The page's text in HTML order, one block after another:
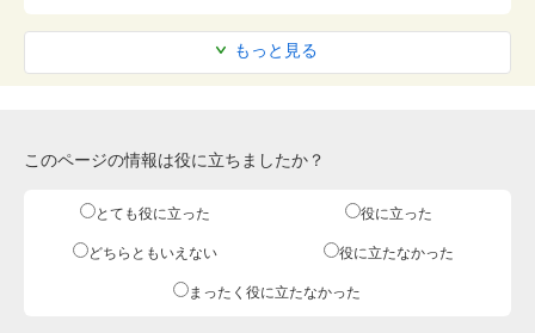
もっと見る
このページの情報は役に立ちましたか？
とても役に立った 役に立った
どちらともいえない 役に立たなかった
まったく役に立たなかった